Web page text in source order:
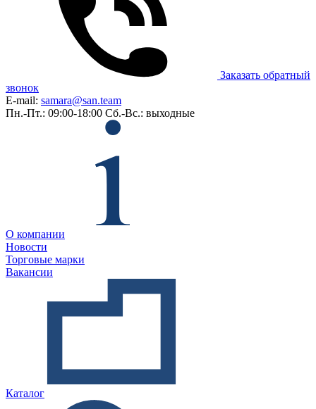
Заказать обратный
звонок
E-mail: samara@san.team
Пн.-Пт.: 09:00-18:00 Сб.-Вс.: выходные
О компании
Новости
Торговые марки
Вакансии
Каталог